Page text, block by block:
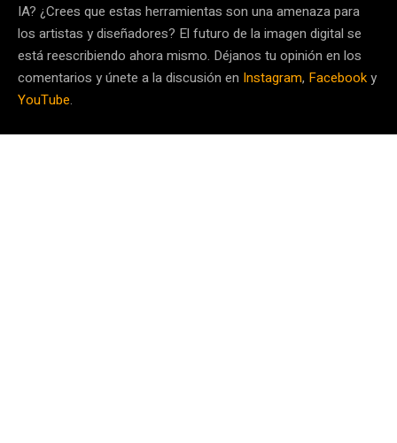
IA? ¿Crees que estas herramientas son una amenaza para
los artistas y diseñadores? El futuro de la imagen digital se
está reescribiendo ahora mismo. Déjanos tu opinión en los
comentarios y únete a la discusión en Instagram, Facebooky
YouTube.